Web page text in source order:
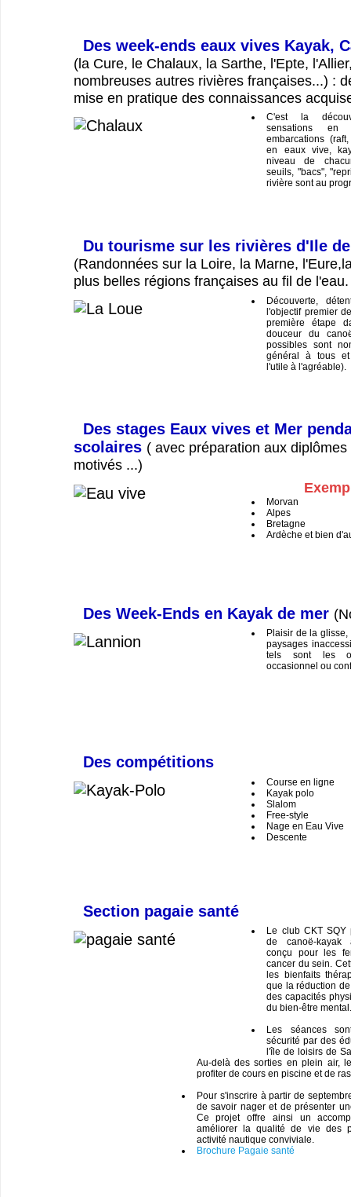
Des week-ends eaux vives Kayak,
(la Cure, le Chalaux, la Sarthe, l'Epte,
nombreuses autres rivières françaises...) :
mise en pratique des connaissances
C'est la
sensations en
embarcations
en eaux vive,
niveau de
seuils, "bacs",
rivière sont au
Du tourisme sur les rivières d'Ile
(Randonnées sur la Loire, la Marne,
plus belles régions françaises au fil de l'eau.
Découverte,
l'objectif premier
première étape
douceur du
possibles sont
général à tous
l'utile à l'agréable).
Des stages Eaux vives et Mer
scolaires ( avec préparation aux
motivés ...)
Morvan
Alpes
Bretagne
Ardèche et bien
Des Week-Ends en Kayak de mer
Plaisir de la
paysages
tels sont les
occasionnel ou
Des compétitions
Course en ligne
Kayak polo
Slalom
Free-style
Nage en Eau Vive
Descente
Section pagaie santé
Le club CKT SQY
de canoë-kayak
conçu pour les
cancer du sein.
les bienfaits
que la réduction
des capacités
du bien-être
Les séances
sécurité par des
l'île de loisirs de
Au-delà des sorties en plein air,
profiter de cours en piscine et de
Pour s'inscrire à partir de
de savoir nager et de présenter
Ce projet offre ainsi un
améliorer la qualité de vie des
activité nautique conviviale.
Brochure Pagaie santé